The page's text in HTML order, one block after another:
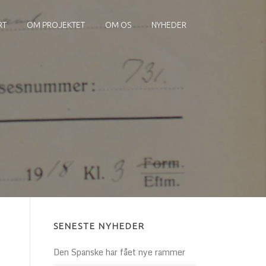
OM PROJEKTET OM OS NYHEDER
SENESTE NYHEDER
Den Spanske har fået nye rammer